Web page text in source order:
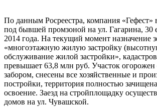
По данным Росреестра, компания «Гефест»
под бывшей промзоной на ул. Гагарина, 30
2014 года. На текущий момент назначение
«многоэтажную жилую застройку
обслуживание жилой застройки»,
превышает 63,8 млн руб. Участок
забором, снесены все хозяйственные и
постройки, территория полностью
освоение. Заезд на стройплощадку
домов на ул. Чувашской.